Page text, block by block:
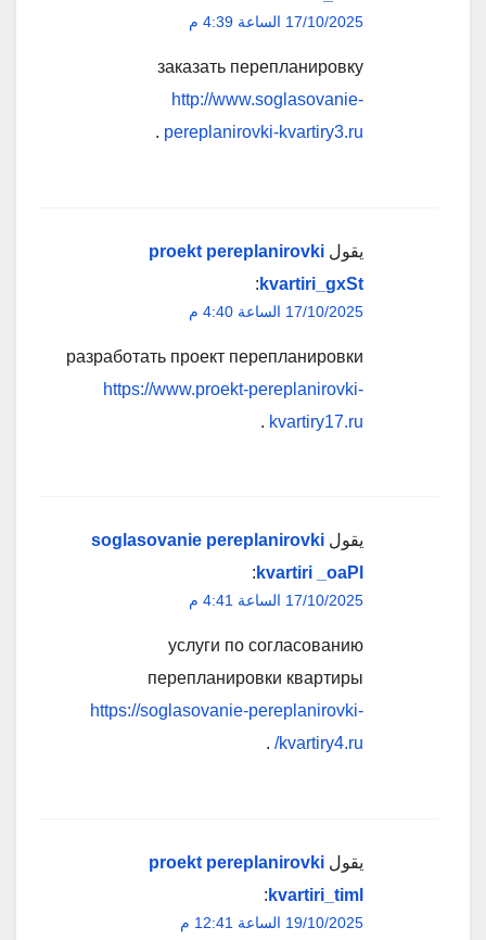
17/10/2025 الساعة 4:39 م
заказать перепланировку
http://www.soglasovanie-
pereplanirovki-kvartiry3.ru
.
يقول proekt pereplanirovki
kvartiri_gxSt
:
17/10/2025 الساعة 4:40 م
разработать проект перепланировки
https://www.proekt-pereplanirovki-
kvartiry17.ru
.
يقول soglasovanie pereplanirovki
kvartiri _oaPl
:
17/10/2025 الساعة 4:41 م
услуги по согласованию
перепланировки квартиры
https://soglasovanie-pereplanirovki-
kvartiry4.ru/
.
يقول proekt pereplanirovki
kvartiri_timl
:
19/10/2025 الساعة 12:41 م